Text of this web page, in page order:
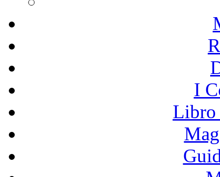
I
Libro